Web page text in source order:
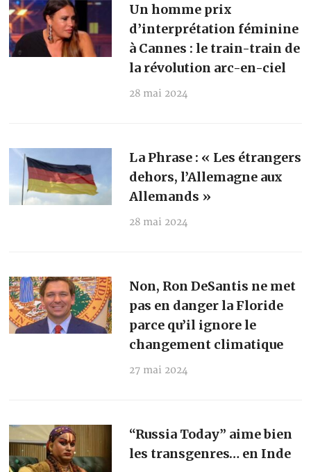
Un homme prix
d’interprétation féminine
à Cannes : le train-train de
la révolution arc-en-ciel
28 mai 2024
La Phrase : « Les étrangers
dehors, l’Allemagne aux
Allemands »
28 mai 2024
Non, Ron DeSantis ne met
pas en danger la Floride
parce qu’il ignore le
changement climatique
27 mai 2024
“Russia Today” aime bien
les transgenres… en Inde